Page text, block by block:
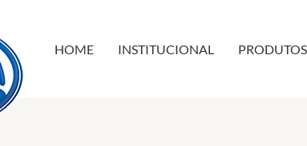
HOME INSTITUCIONAL PRODUTOS